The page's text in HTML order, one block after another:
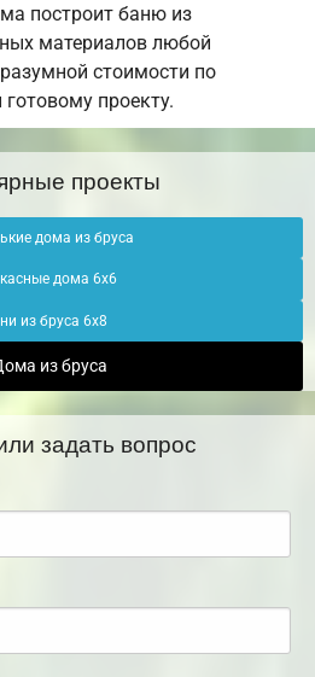
построит баню из
материалов любой
стоимости по
проекту.
проекты
дома из бруса
дома 6х6
из бруса 6х8
из бруса
задать вопрос